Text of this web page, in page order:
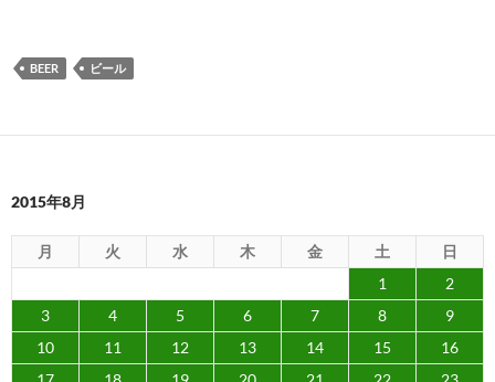
BEER ビール
2015年8月
月 火 水 木 金 土
日
1
2
3
4 5 6 7 8
9
10
11 12 13 14 15
16